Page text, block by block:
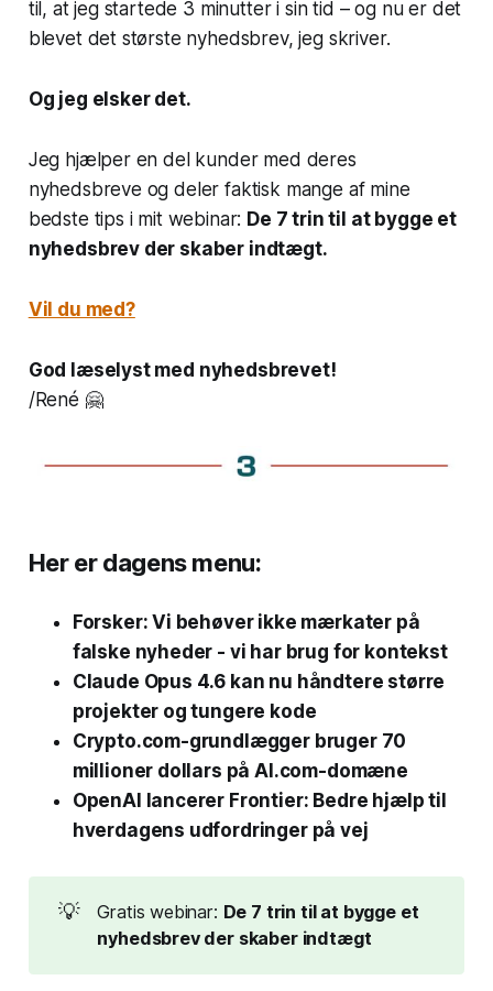
til, at jeg startede 3 minutter i sin tid – og nu er det
blevet det største nyhedsbrev, jeg skriver.
Og jeg elsker det.
Jeg hjælper en del kunder med deres
nyhedsbreve og deler faktisk mange af mine
bedste tips i mit webinar: De 7 trin til at bygge et
nyhedsbrev der skaber indtægt.
Vil du med?
God læselyst med nyhedsbrevet!
/René 🤗
Her er dagens menu:
Forsker: Vi behøver ikke mærkater på
falske nyheder - vi har brug for kontekst
Claude Opus 4.6 kan nu håndtere større
projekter og tungere kode
Crypto.com-grundlægger bruger 70
millioner dollars på AI.com-domæne
OpenAI lancerer Frontier: Bedre hjælp til
hverdagens udfordringer på vej
💡 Gratis webinar: De 7 trin til at bygge et
nyhedsbrev der skaber indtægt